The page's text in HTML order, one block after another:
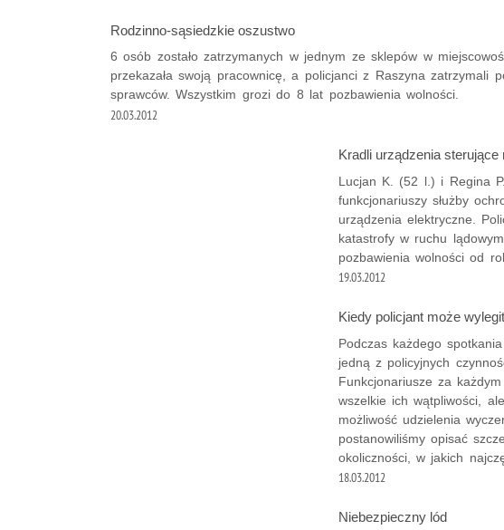
Rodzinno-sąsiedzkie oszustwo
6 osób zostało zatrzymanych w jednym ze sklepów w
przekazała swoją pracownicę, a policjanci z Raszyna zatrzymali
sprawców. Wszystkim grozi do 8 lat pozbawienia wolności.
20.03.2012
Kradli urządzenia sterujące
Lucjan K. (52 l.) i Regina
funkcjonariuszy służby
urządzenia elektryczne.
katastrofy w ruchu
pozbawienia wolności od
19.03.2012
Kiedy policjant może
Podczas każdego
jedną z policyjnych
Funkcjonariusze za
wszelkie ich wątpliwości,
możliwość udzielenia
postanowiliśmy opisać
okoliczności, w jakich
18.03.2012
Niebezpieczny lód